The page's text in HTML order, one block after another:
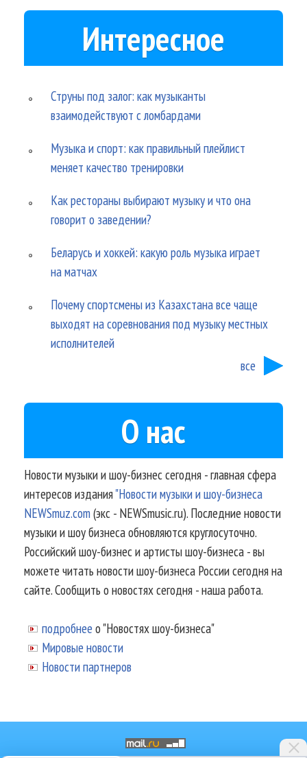
Интересное
Струны под залог: как музыканты
взаимодействуют с ломбардами
Музыка и спорт: как правильный плейлист
меняет качество тренировки
Как рестораны выбирают музыку и что она
говорит о заведении?
Беларусь и хоккей: какую роль музыка играет
на матчах
Почему спортсмены из Казахстана все чаще
выходят на соревнования под музыку местных
исполнителей
все
О нас
Новости музыки и шоу-бизнес сегодня - главная сфера
интересов издания"Новости музыки и шоу-бизнеса
NEWSmuz.com(экс - NEWSmusic.ru). Последние новости
музыки и шоу бизнеса обновляются круглосуточно.
Российский шоу-бизнес и артисты шоу-бизнеса - вы
можете читать новости шоу-бизнеса России сегодня на
сайте. Сообщить о новостях сегодня - наша работа.
подробнее о "Новостях шоу-бизнеса"
Мировые новости
Новости партнеров